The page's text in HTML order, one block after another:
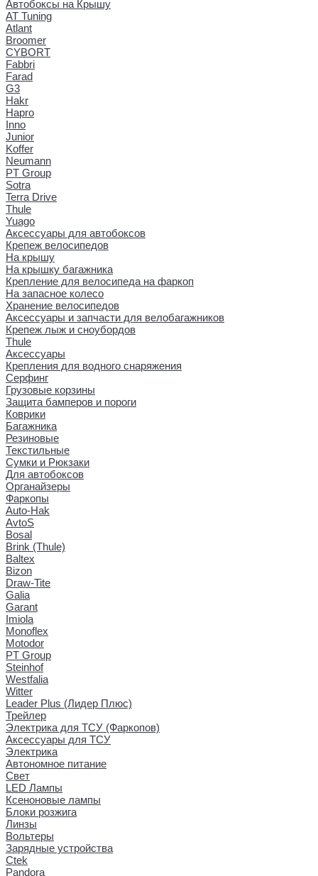
Автобоксы на Крышу
AT Tuning
Atlant
Broomer
CYBORT
Fabbri
Farad
G3
Hakr
Hapro
Inno
Junior
Koffer
Neumann
PT Group
Sotra
Terra Drive
Thule
Yuago
Аксессуары для автобоксов
Крепеж велосипедов
На крышу
На крышку багажника
Крепление для велосипеда на фаркоп
На запасное колесо
Хранение велосипедов
Аксессуары и запчасти для велобагажников
Крепеж лыж и сноубордов
Thule
Аксессуары
Крепления для водного снаряжения
Серфинг
Грузовые корзины
Защита бамперов и пороги
Коврики
Багажника
Резиновые
Текстильные
Сумки и Рюкзаки
Для автобоксов
Органайзеры
Фаркопы
Auto-Hak
AvtoS
Bosal
Brink (Thule)
Baltex
Bizon
Draw-Tite
Galia
Garant
Imiola
Monoflex
Motodor
PT Group
Steinhof
Westfalia
Witter
Leader Plus (Лидер Плюс)
Трейлер
Электрика для ТСУ (Фаркопов)
Аксессуары для ТСУ
Электрика
Автономное питание
Свет
LED Лампы
Ксеноновые лампы
Блоки розжига
Линзы
Вольтеры
Зарядные устройства
Ctek
Pandora